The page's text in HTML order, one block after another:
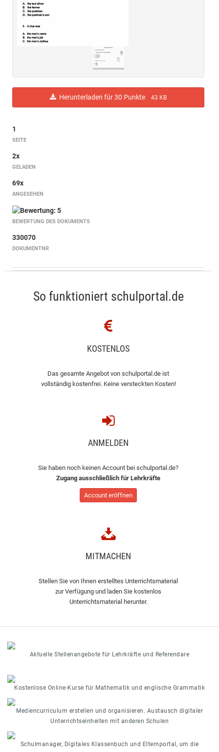
Herunterladen für 30 Punkte 43 KB
1
SEITE
2x
GELADEN
69x
ANGESEHEN
BEWERTUNG DES DOKUMENTS
330070
DOKUMENTNR
So funktioniert schulportal.de
KOSTENLOS
Das gesamte Angebot von schulportal.de ist
vollständig kostenfrei. Keine versteckten Kosten!
ANMELDEN
Sie haben noch keinen Account bei schulportal.de?
Zugang ausschließlich für Lehrkräfte
Account eröffnen
MITMACHEN
Stellen Sie von Ihnen erstelltes Unterrichtsmaterial
zur Verfügung und laden Sie kostenlos
Unterrichtsmaterial herunter.
Aktuelle Stellenangebote für Lehrkräfte und Referendare
Kostenlose Online-Kurse für Mathematik und englische Grammatik
Mediencurriculum erstellen und organisieren. Austausch digitaler
Unterrichtseinheiten mit anderen Schulen
Schulmanager, Digitales Klassenbuch und Elternportal, um die